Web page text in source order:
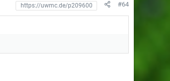
#64